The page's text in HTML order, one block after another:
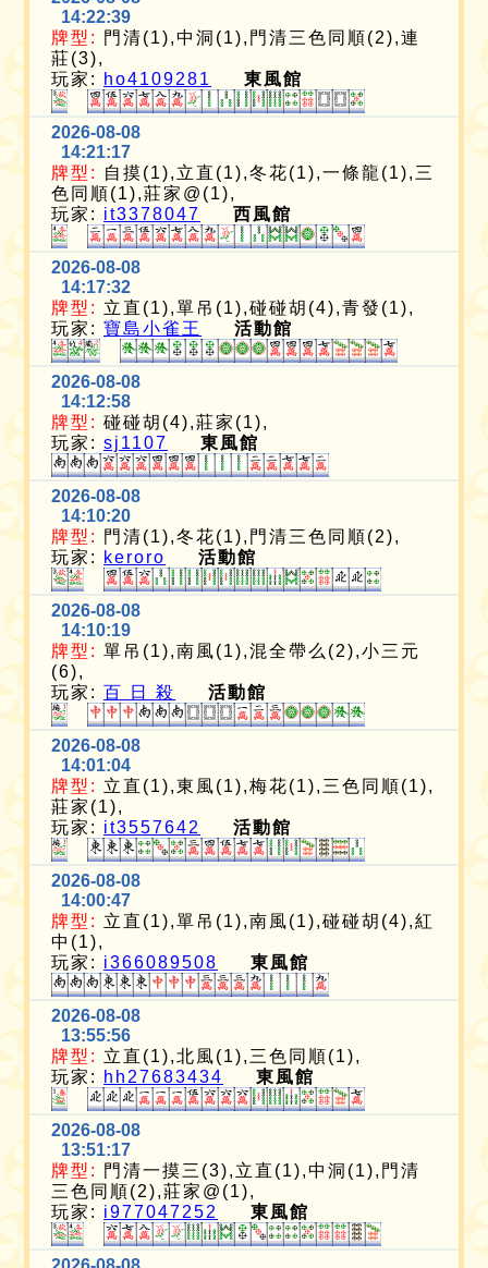
14:22:39
牌型:
門清(1),中洞(1),門清三色同順(2),連
莊(3),
玩家:
ho4109281 東風館
2026-08-08
14:21:17
牌型:
自摸(1),立直(1),冬花(1),一條龍(1),三
色同順(1),莊家@(1),
玩家: it3378047 西風館
2026-08-08
14:17:32
牌型: 立直(1),單吊(1),碰碰胡(4),青發(1),
玩家:寶島小雀王 活動館
2026-08-08
14:12:58
牌型: 碰碰胡(4),莊家(1),
玩家:sj1107 東風館
2026-08-08
14:10:20
牌型:
門清(1),冬花(1),門清三色同順(2),
玩家:
keroro 活動館
2026-08-08
14:10:19
牌型: 單吊(1),南風(1),混全帶么(2),小三元
(6),
玩家:百 日 殺 活動館
2026-08-08
14:01:04
牌型: 立直(1),東風(1),梅花(1),三色同順(1),
莊家(1),
玩家: it3557642 活動館
2026-08-08
14:00:47
牌型: 立直(1),單吊(1),南風(1),碰碰胡(4),紅
中(1),
玩家: i366089508 東風館
2026-08-08
13:55:56
牌型: 立直(1),北風(1),三色同順(1),
玩家:
hh27683434 東風館
2026-08-08
13:51:17
牌型:
門清一摸三(3),立直(1),中洞(1),門清
三色同順(2),莊家@(1),
玩家: i977047252 東風館